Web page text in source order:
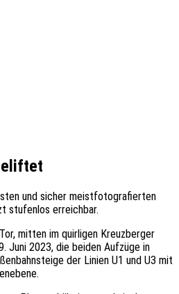
und sicher meistfotografierten
stufenlos erreichbar.
mitten im quirligen Kreuzberger
Juni 2023, die beiden Aufzüge in
der Linien U1 und U3 mit